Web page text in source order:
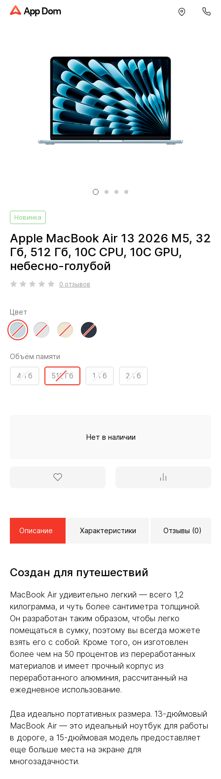
App Dom
Новинка
Apple MacBook Air 13 2026 M5, 32
Гб, 512 Гб, 10C CPU, 10C GPU,
небесно-голубой
0 отзывов
Цвет
Объём памяти
512 Гб 1 Тб 2 Тб
4 Тб
Нет в наличии
Описание Характеристики Отзывы (0)
Создан для путешествий
MacBook Air удивительно легкий — всего 1,2
килограмма, и чуть более сантиметра толщиной.
Он разработан таким образом, чтобы легко
помещаться в сумку, поэтому вы всегда можете
взять его с собой. Кроме того, он изготовлен
более чем на 50 процентов из переработанных
материалов и имеет прочный корпус из
переработанного алюминия, рассчитанный на
ежедневное использование.
Два идеально портативных размера. 13-дюймовый
MacBook Air — это идеальный ноутбук для работы
в дороге, а 15-дюймовая модель предоставляет
еще больше места на экране для
многозадачности.